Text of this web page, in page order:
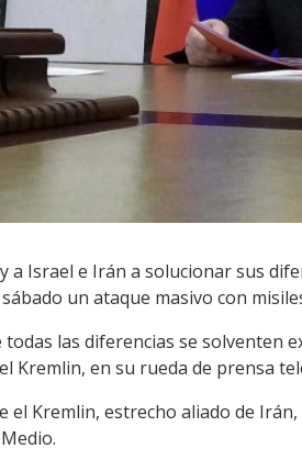
a Israel e Irán a solucionar sus
un ataque masivo con
las diferencias se solventen
Kremlin, en su rueda de prensa
el Kremlin, estrecho aliado de